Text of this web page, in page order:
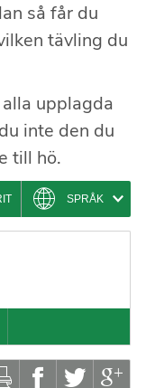
så får du
tävling du
upplagda
inte den du
till hö.
SPRÅK